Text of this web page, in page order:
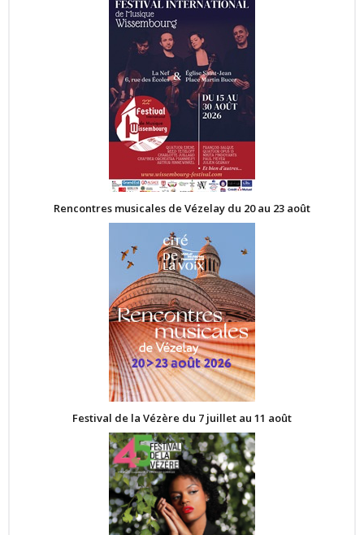
Rencontres musicales de Vézelay du 20 au 23 août
Festival de la Vézère du 7 juillet au 11 août